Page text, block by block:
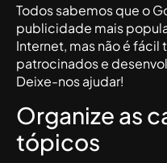
Todos sabemos que o
publicidade mais
Internet, mas não é fácil
patrocinados e
Deixe-nos ajudar!
Organize as
tópicos